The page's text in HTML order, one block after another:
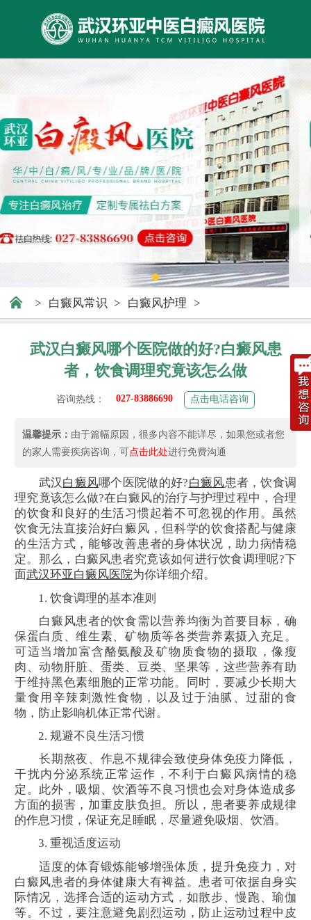
> 白癜风常识 > 白癜风护理 >
武汉白癜风哪个医院做的好?白癜风患
者，饮食调理究竟该怎么做
咨询热线： 027-83886690 点击电话咨询
温馨提示： 由于篇幅原因，很多内容不能详尽，如果您或者您
的家人需要疾病咨询，可点击此处进行免费沟通
武汉白癜风哪个医院做的好?白癜风患者，饮食调
理究竟该怎么做?在白癜风的治疗与护理过程中，合理
的饮食和良好的生活习惯起着不可忽视的作用。虽然
饮食无法直接治好白癜风，但科学的饮食搭配与健康
的生活方式，能够改善患者的身体状况，助力病情稳
定。那么，白癜风患者究竟该如何进行饮食调理呢?下
面武汉环亚白癜风医院为你详细介绍。
1. 饮食调理的基本准则
白癜风患者的饮食需以营养均衡为首要目标，确
保蛋白质、维生素、矿物质等各类营养素摄入充足。
可适当增加富含酪氨酸及矿物质食物的摄取，像瘦
肉、动物肝脏、蛋类、豆类、坚果等，这些营养有助
于维持黑色素细胞的正常功能。同时，要减少长期大
量食用辛辣刺激性食物，以及过于油腻、过甜的食
物，防止影响机体正常代谢。
2. 规避不良生活习惯
长期熬夜、作息不规律会致使身体免疫力降低，
干扰内分泌系统正常运作，不利于白癜风病情的稳
定。此外，吸烟、饮酒等不良习惯也会对身体造成多
方面的损害，加重皮肤负担。所以，患者要养成规律
的作息习惯，保证充足睡眠，尽量避免吸烟、饮酒。
3. 重视适度运动
适度的体育锻炼能够增强体质，提升免疫力，对
白癜风患者的身体健康大有裨益。患者可依据自身实
际情况，选择合适的运动方式，如散步、慢跑、瑜伽
等。不过，要注意避免剧烈运动，防止运动过程中皮